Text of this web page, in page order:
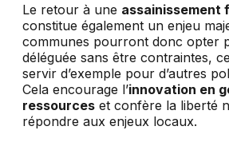
Le retour à une assainissement
constitue également un enjeu
communes pourront donc opter
déléguée sans être contraintes,
servir d’exemple pour d’autres
Cela encourage l’innovation en
ressources et confère la liberté
répondre aux enjeux locaux.